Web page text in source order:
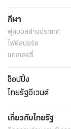
กีฬา
ฟุตบอลต่่างประเทศ
ไฟต์สปอร์ต
แกลเลอรี่
ช็อปปิ้ง
ไทยรัฐอีเวนต์
เกี่ยวกับไทยรัฐ